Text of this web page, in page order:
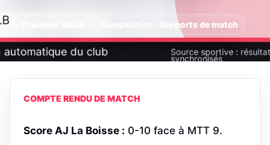
Compétition · Rapports de match
COMPTE RENDU DE MATCH
Score AJ La Boisse : 0-10 face à MTT 9.